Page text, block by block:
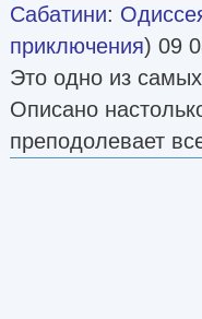
Сабатини:
приключения) 09
Это одно из
Описано
преподолевает